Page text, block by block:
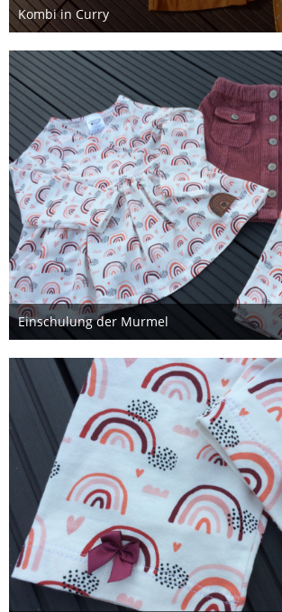
Kombi in Curry
23. September 2020
Einschulung der Murmel
7. September 2020